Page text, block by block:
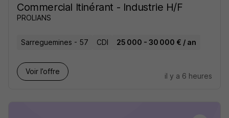
Commercial Itinérant - Industrie H/F
PROLIANS
Sarreguemines - 57 CDI 25 000 - 30 000 € / an
Voir l’offre
il y a 6 heures